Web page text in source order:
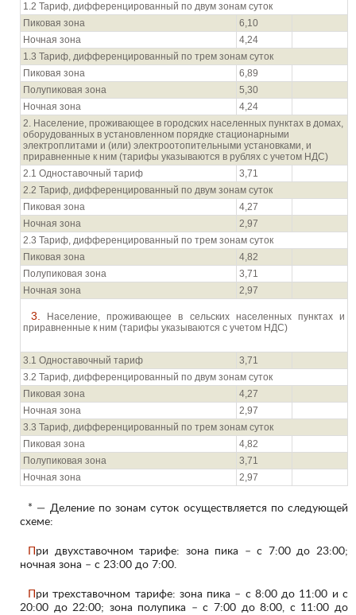
1.2 Тариф, дифференцированный по двум зонам суток
Пиковая зона
6,10
Ночная зона
4,24
1.3 Тариф, дифференцированный по трем зонам суток
Пиковая зона
6,89
Полупиковая зона
5,30
Ночная зона
4,24
2. Население, проживающее в городских населенных пунктах в домах,
оборудованных в установленном порядке стационарными
электроплитами и (или) электроотопительными установками, и
приравненные к ним (тарифы указываются в рублях с учетом НДС)
2.1 Одноставочный тариф
3,71
2.2 Тариф, дифференцированный по двум зонам суток
Пиковая зона
4,27
Ночная зона
2,97
2.3 Тариф, дифференцированный по трем зонам суток
Пиковая зона
4,82
Полупиковая зона
3,71
Ночная зона
2,97
3. Население, проживающее в сельских населенных пунктах и
приравненные к ним (тарифы указываются с учетом НДС)
3.1 Одноставочный тариф
3,71
3.2 Тариф, дифференцированный по двум зонам суток
Пиковая зона
4,27
Ночная зона
2,97
3.3 Тариф, дифференцированный по трем зонам суток
Пиковая зона
4,82
Полупиковая зона
3,71
Ночная зона
2,97
* — Деление по зонам суток осуществляется по следующей
схеме:
ночная зона – с 23:00 до 7:00.
20:00 до 22:00; зона полупика – с 7:00 до 8:00, с 11:00 до